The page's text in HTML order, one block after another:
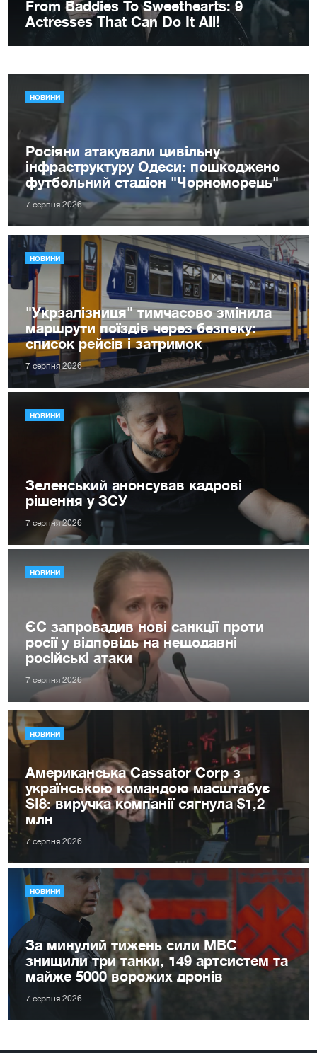
НОВИНИ
Росіяни атакували цивільну
інфраструктуру Одеси: пошкоджено
футбольний стадіон "Чорноморець"
7 серпня 2026
НОВИНИ
"Укрзалізниця" тимчасово змінила
маршрути поїздів через безпеку:
список рейсів і затримок
7 серпня 2026
НОВИНИ
Зеленський анонсував кадрові
рішення у ЗСУ
7 серпня 2026
НОВИНИ
ЄС запровадив нові санкції проти
росії у відповідь на нещодавні
російські атаки
7 серпня 2026
НОВИНИ
Американська Cassator Corp з
українською командою масштабує
SI8: виручка компанії сягнула $1,2
млн
7 серпня 2026
НОВИНИ
За минулий тижень сили МВС
знищили три танки, 149 артсистем та
майже 5000 ворожих дронів
7 серпня 2026